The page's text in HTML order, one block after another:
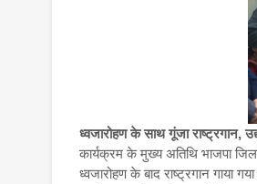
ध्वजारोहण के साथ गूंजा राष्ट्रगान,
कार्यक्रम के मुख्य अतिथि भाजपा
ध्वजारोहण के बाद राष्ट्रगान गाया